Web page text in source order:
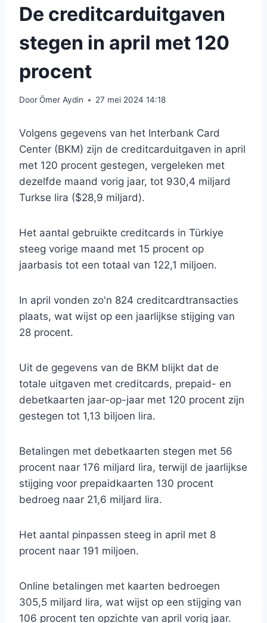
De creditcarduitgaven
stegen in april met 120
procent
DoorÖmer Aydin 27 mei 2024 14:18
Volgens gegevens van het Interbank Card
Center (BKM) zijn de creditcarduitgaven in april
met 120 procent gestegen, vergeleken met
dezelfde maand vorig jaar, tot 930,4 miljard
Turkse lira ($28,9 miljard).
Het aantal gebruikte creditcards in Türkiye
steeg vorige maand met 15 procent op
jaarbasis tot een totaal van 122,1 miljoen.
In april vonden zo'n 824 creditcardtransacties
plaats, wat wijst op een jaarlijkse stijging van
28 procent.
Uit de gegevens van de BKM blijkt dat de
totale uitgaven met creditcards, prepaid- en
debetkaarten jaar-op-jaar met 120 procent zijn
gestegen tot 1,13 biljoen lira.
Betalingen met debetkaarten stegen met 56
procent naar 176 miljard lira, terwijl de jaarlijkse
stijging voor prepaidkaarten 130 procent
bedroeg naar 21,6 miljard lira.
Het aantal pinpassen steeg in april met 8
procent naar 191 miljoen.
Online betalingen met kaarten bedroegen
305,5 miljard lira, wat wijst op een stijging van
106 procent ten opzichte van april vorig jaar.